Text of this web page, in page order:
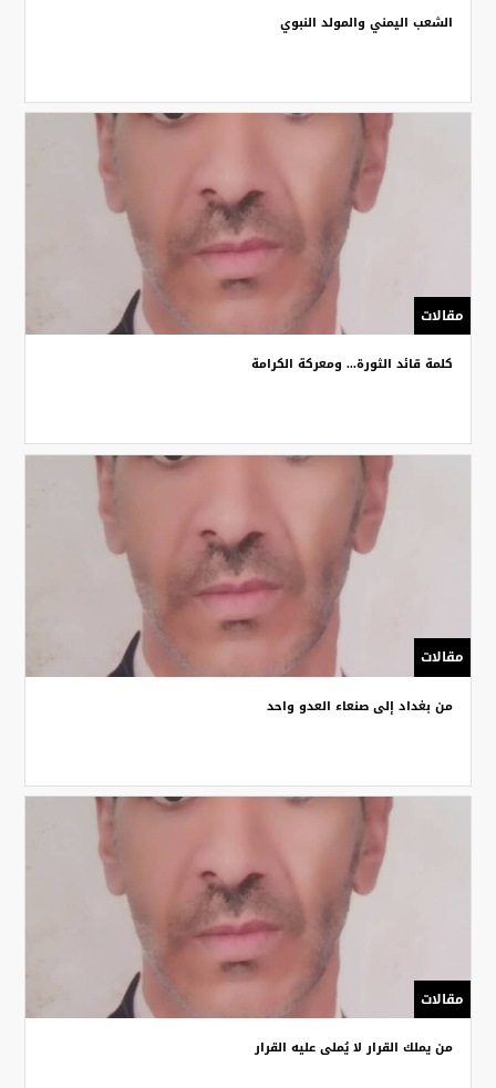
الشعب اليمني والمولد النبوي
مقالات
كلمة قائد الثورة... ومعركة الكرامة
مقالات
من بغداد إلى صنعاء العدو واحد
مقالات
من يملك القرار لا يُملى عليه القرار